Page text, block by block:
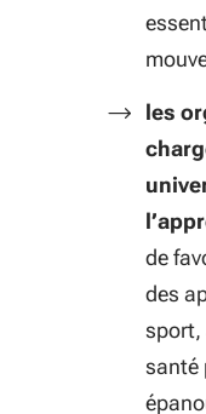
les
de
des
sport,
santé